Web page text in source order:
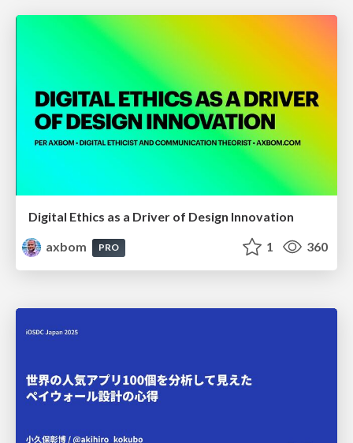
Digital Ethics as a Driver of Design Innovation
axbom
PRO 1 360